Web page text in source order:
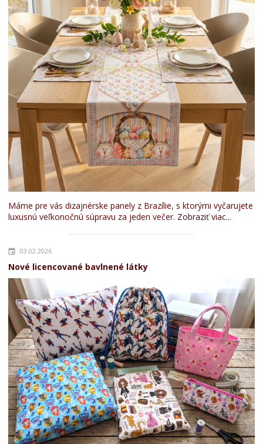
Máme pre vás dizajnérske panely z Brazílie, s ktorými vyčarujete
luxusnú veľkonočnú súpravu za jeden večer. Zobraziť viac...
03.02.2026
Nové licencované bavlnené látky